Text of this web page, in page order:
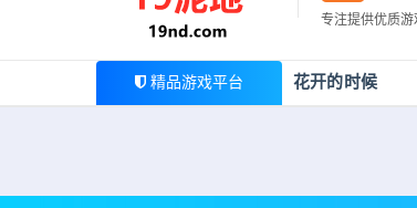
欢迎您光临19泥地，本站一家大型游戏资源
专注提供优质游
精品游戏平台 花开的时候